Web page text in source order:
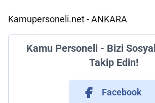
Kamupersoneli.net - ANKARA
Kamu Personeli - Bizi
Takip Edin!
Facebook